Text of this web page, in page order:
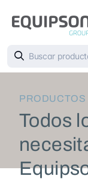
PRODUCTOS
Todos